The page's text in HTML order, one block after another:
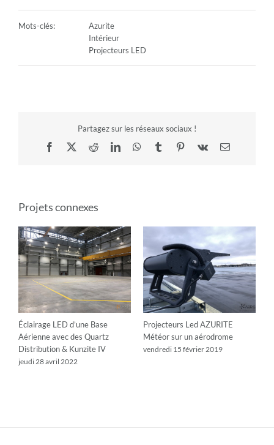
Mots-clés:
Azurite
Intérieur
Projecteurs LED
Partagez sur les réseaux sociaux !
Facebook
X RedditLinkedInWhatsApp
TumblrPinterest
Vk Email
Projets connexes
Éclairage LED d’une Base
Aérienne avec des Quartz
Distribution & Kunzite IV
jeudi 28 avril 2022
Projecteurs Led AZURITE
Météor sur un aérodrome
vendredi 15 février 2019